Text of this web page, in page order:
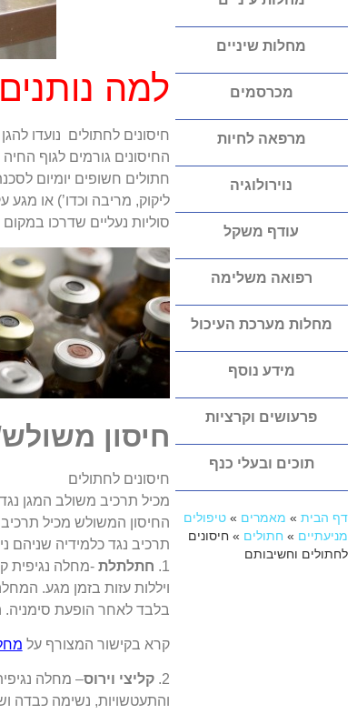
מחלות שיניים
מכרסמים
מרפאה לחיות
נוירולוגיה
עודף משקל
רפואה משלימה
מחלות מערכת העיכול
מידע נוסף
פרעושים וקרציות
תוכים ובעלי כנף
דף הבית » מאמרים » טיפולים
מניעתיים » חתולים » חיסונים
לחתולים וחשיבותם
למה
חיסונים לחתולים נועדו
החיסונים גורמים לגוף
חתולים חשופים יומיום
ליקוק, מריבה וכדו’) או
סוליות נעליים שדרכו
חיסון
חיסונים לחתולים
מכיל תרכיב משולב המגן
החיסון המשולש מכיל תרכיב
תרכיב נגד כלמידיה שניהם
1. חתלתלת -מחלה נגיפית
ויללות עזות בזמן מגע.
בלבד לאחר הופעת סימניה.
קרא בקישור המצורף על
2. קליצי וירוס– מחלה
והתעטשויות, נשימה כבדה